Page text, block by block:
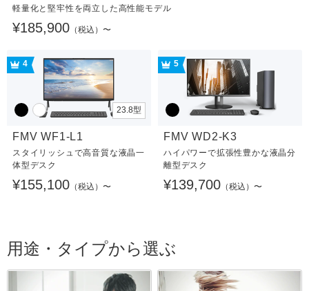
軽量化と堅牢性を両立した高性能モデル
¥185,900 （税込）〜
4
23.8型
FMV WF1-L1
スタイリッシュで高音質な液晶一
体型デスク
¥155,100 （税込）〜
5
FMV WD2-K3
ハイパワーで拡張性豊かな液晶分
離型デスク
¥139,700 （税込）〜
用途・タイプから選ぶ